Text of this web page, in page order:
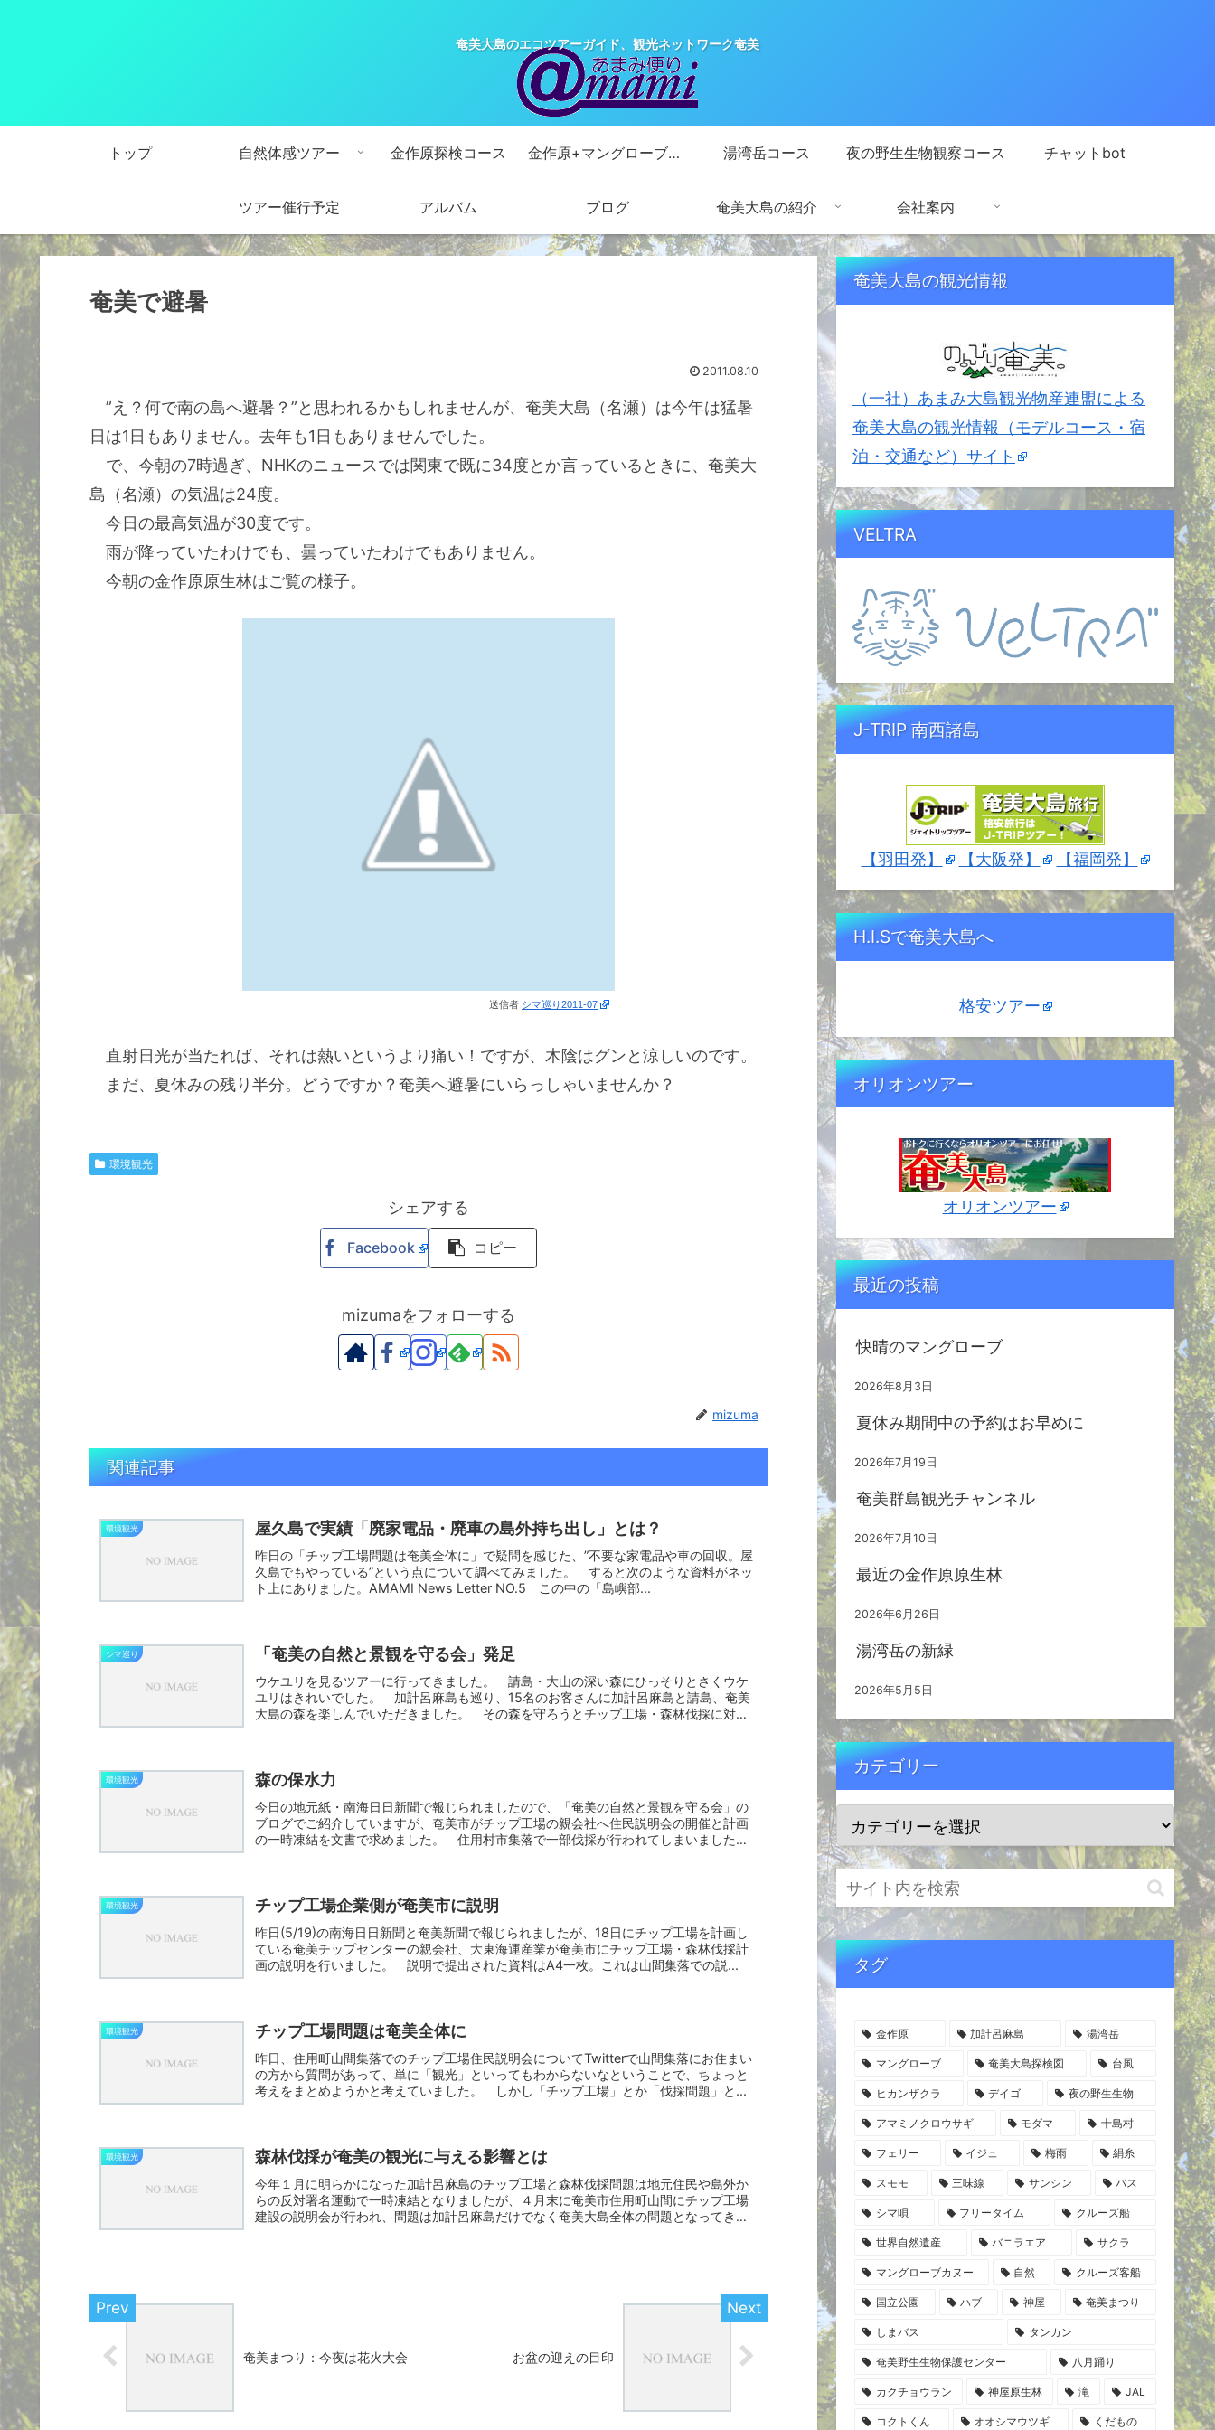
奄美大島のエコツアーガイド、観光ネットワーク奄美
トップ 自然体感ツアー 金作原探検コース 金作原+マングローブカヌーコース 湯湾岳コース 夜の野生生物観察コース チャットbot
ツアー催行予定 アルバム ブログ 奄美大島の紹介 会社案内
奄美で避暑
2011.08.10
”え？何で南の島へ避暑？”と思われるかもしれませんが、奄美大島（名瀬）は今年は猛暑
日は1日もありません。去年も1日もありませんでした。
で、今朝の7時過ぎ、NHKのニュースでは関東で既に34度とか言っているときに、奄美大
島（名瀬）の気温は24度。
今日の最高気温が30度です。
雨が降っていたわけでも、曇っていたわけでもありません。
今朝の金作原原生林はご覧の様子。
送信者 シマ巡り2011-07
直射日光が当たれば、それは熱いというより痛い！ですが、木陰はグンと涼しいのです。
まだ、夏休みの残り半分。どうですか？奄美へ避暑にいらっしゃいませんか？
環境観光
シェアする
Facebook コピー
mizumaをフォローする
mizuma
関連記事
環境観光 屋久島で実績「廃家電品・廃車の島外持ち出し」とは？
昨日の「チップ工場問題は奄美全体に」で疑問を感じた、”不要な家電品や車の回収。屋
久島でもやっている”という点について調べてみました。 すると次のような資料がネッ
ト上にありました。AMAMI News Letter NO.5 この中の「島嶼部...
シマ巡り 「奄美の自然と景観を守る会」発足
ウケユリを見るツアーに行ってきました。 請島・大山の深い森にひっそりとさくウケ
ユリはきれいでした。 加計呂麻島も巡り、15名のお客さんに加計呂麻島と請島、奄美
大島の森を楽しんでいただきました。 その森を守ろうとチップ工場・森林伐採に対し
環境観光 森の保水力
今日の地元紙・南海日日新聞で報じられましたので、「奄美の自然と景観を守る会」の
ブログでご紹介していますが、奄美市がチップ工場の親会社へ住民説明会の開催と計画
の一時凍結を文書で求めました。 住用村市集落で一部伐採が行われてしまいました
環境観光 チップ工場企業側が奄美市に説明
昨日(5/19)の南海日日新聞と奄美新聞で報じられましたが、18日にチップ工場を計画し
ている奄美チップセンターの親会社、大東海運産業が奄美市にチップ工場・森林伐採計
画の説明を行いました。 説明で提出された資料はA4一枚。これは山間集落での説...
環境観光 チップ工場問題は奄美全体に
昨日、住用町山間集落でのチップ工場住民説明会についてTwitterで山間集落にお住まい
の方から質問があって、単に「観光」といってもわからないなということで、ちょっと
考えをまとめようかと考えていました。 しかし「チップ工場」とか「伐採問題」と...
環境観光 森林伐採が奄美の観光に与える影響とは
今年１月に明らかになった加計呂麻島のチップ工場と森林伐採問題は地元住民や島外か
らの反対署名運動で一時凍結となりましたが、４月末に奄美市住用町山間にチップ工場
建設の説明会が行われ、問題は加計呂麻島だけでなく奄美大島全体の問題となってきま
奄美まつり：今夜は花火大会 お盆の迎えの目印
奄美大島の観光情報
（一社）あまみ大島観光物産連盟による
奄美大島の観光情報（モデルコース・宿
泊・交通など）サイト
VELTRA
J-TRIP 南西諸島
【羽田発】 【大阪発】 【福岡発】
H.I.Sで奄美大島へ
格安ツアー
オリオンツアー
オリオンツアー
最近の投稿
快晴のマングローブ
2026年8月3日
夏休み期間中の予約はお早めに
2026年7月19日
奄美群島観光チャンネル
2026年7月10日
最近の金作原原生林
2026年6月26日
湯湾岳の新緑
2026年5月5日
カテゴリー
タグ
金作原 加計呂麻島 湯湾岳
マングローブ 奄美大島探検図 台風
ヒカンザクラ デイゴ 夜の野生生物
アマミノクロウサギ モダマ 十島村
フェリー イジュ 梅雨 絹糸
スモモ 三味線 サンシン バス
シマ唄 フリータイム クルーズ船
世界自然遺産 バニラエア サクラ
マングローブカヌー 自然 クルーズ客船
国立公園 ハブ 神屋 奄美まつり
しまバス タンカン
奄美野生生物保護センター 八月踊り
カクチョウラン 神屋原生林 滝 JAL
コクトくん オオシマウツギ くだもの